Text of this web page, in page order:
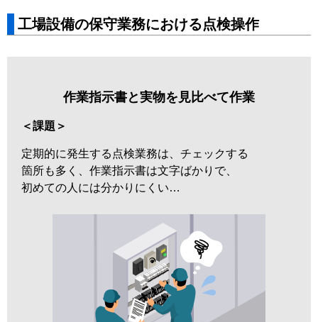
工場設備の保守業務における点検操作
作業指示書と実物を見比べて作業
＜課題＞
定期的に発生する点検業務は、チェックする
箇所も多く、作業指示書は文字ばかりで、
初めての人には分かりにくい…